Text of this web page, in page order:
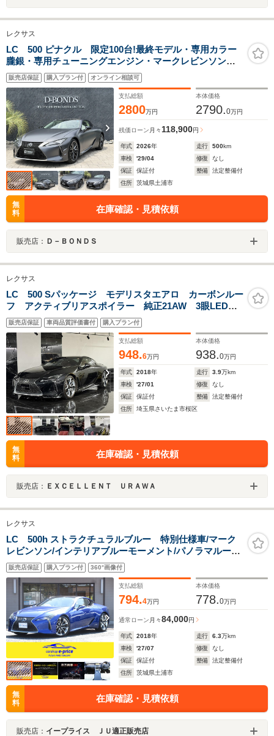
レクサス
LC 500 ピナクル 限定100台!最終モデル・専用カラー
朧銀・専用チューニングエンジン・マークレビンソン・
カーボンウイング・ナビ・地デジ・ワイヤレスカープレ
イ・TVキャンセラー・ヘッドアップディスプレイ・ワン
オーナー・禁煙車
販売店保証 購入プラン付 オンライン相談可
支払総額
2800万円
本体価格
2790.0万円
残価ローン 月々118,900円
年式 2026年 走行 500km
車検
'29/04 修復
なし
保証
保証付 整備
法定整備付
住所
茨城県土浦市
無
料
在庫確認・見積依頼
販売店： Ｄ－ＢＯＮＤＳ
レクサス
LC 500 Sパッケージ モデリスタエアロ カーボンルー
フ アクティブリアスポイラー 純正21AW 3眼LEDヘ
ッドライト HUD ダークローズ内装 ハーフレザー
シートヒーター/クーラー 純正ナビ TV Bカメラ
ETC
販売店保証 車両品質評価書付 購入プラン付
支払総額
948.6万円
本体価格
938.0万円
年式 2018年 走行 3.9万km
車検
'27/01 修復
なし
保証
保証付 整備
法定整備付
住所
埼玉県さいたま市桜区
無
料
在庫確認・見積依頼
販売店： ＥＸＣＥＬＬＥＮＴ ＵＲＡＷＡ
レクサス
LC 500h ストラクチュラルブルー 特別仕様車/マーク
レビンソン/インテリアブルーモーメント/パノラマルーフ/
純正ナビ/地デジ/バックモニター/カラーヘッドアップディ
スプレイ/LEXUSセーフティシステムプラス/ホワイトレザ
ーシート/ヒーター/クーラー
販売店保証 購入プラン付 360°画像付
支払総額
794.4万円
本体価格
778.0万円
通常ローン 月々84,000円
年式 2018年 走行 6.3万km
車検
'27/07 修復
なし
保証
保証付 整備
法定整備付
住所
茨城県土浦市
無
料
在庫確認・見積依頼
販売店： イープライス ＪＵ適正販売店